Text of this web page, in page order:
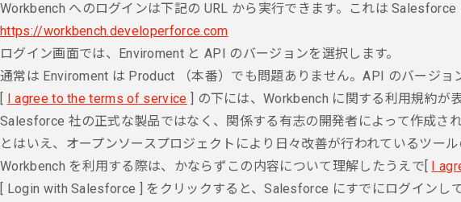
Workbench へのログインは下記の URL から実行できます。これは
https://workbench.developerforce.com
ログイン画面では、Enviroment と API のバージョンを選択します。
通常は Enviroment は Product （本番）でも問題ありません。API のバージョ
[ I agree to the terms of service ] の下には、Workbench に関する利用規約が
Salesforce 社の正式な製品ではなく、関係する有志の開発者によって作成さ
とはいえ、オープンソースプロジェクトにより日々改善が行われているツー
Workbench を利用する際は、かならずこの内容について理解したうえで[ I
[ Login with Salesforce ] をクリックすると、Salesforce にすでにログイン